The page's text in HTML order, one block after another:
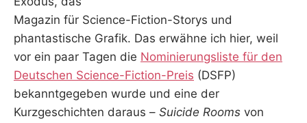
Magazin für Science-Fiction-Storys und
phantastische Grafik. Das erwähne ich hier, weil
vor ein paar Tagen die Nominierungsliste für den
Deutschen Science-Fiction-Preis (DSFP)
bekanntgegeben wurde und eine der
Kurzgeschichten daraus – Suicide Rooms von